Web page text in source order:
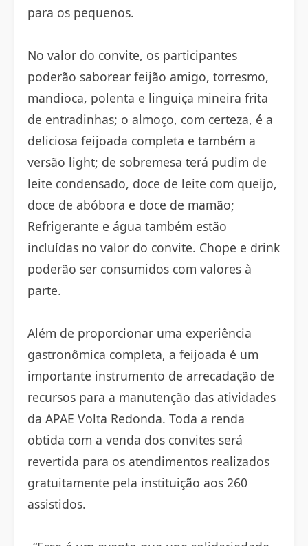
para os pequenos.
No valor do convite, os participantes
poderão saborear feijão amigo, torresmo,
mandioca, polenta e linguiça mineira frita
de entradinhas; o almoço, com certeza, é a
deliciosa feijoada completa e também a
versão light; de sobremesa terá pudim de
leite condensado, doce de leite com queijo,
doce de abóbora e doce de mamão;
Refrigerante e água também estão
incluídas no valor do convite. Chope e drink
poderão ser consumidos com valores à
parte.
Além de proporcionar uma experiência
gastronômica completa, a feijoada é um
importante instrumento de arrecadação de
recursos para a manutenção das atividades
da APAE Volta Redonda. Toda a renda
obtida com a venda dos convites será
revertida para os atendimentos realizados
gratuitamente pela instituição aos 260
assistidos.